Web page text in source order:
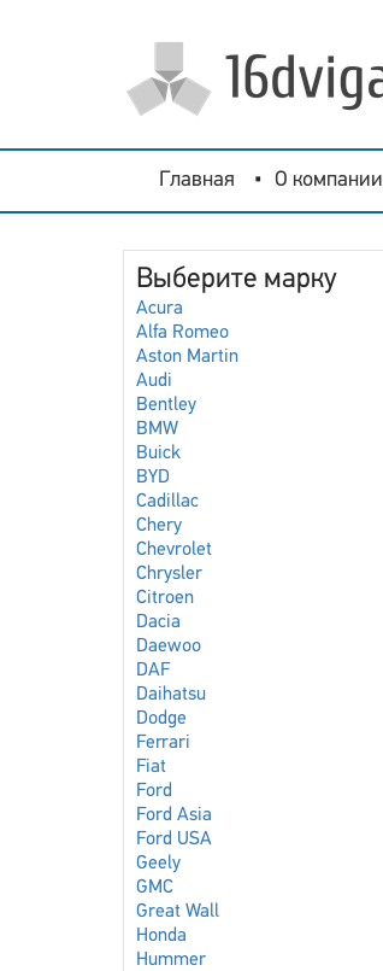
Главная О компании
Выберите марку
Acura
Alfa Romeo
Aston Martin
Audi
Bentley
BMW
Buick
BYD
Cadillac
Chery
Chevrolet
Chrysler
Citroen
Dacia
Daewoo
DAF
Daihatsu
Dodge
Ferrari
Fiat
Ford
Ford Asia
Ford USA
Geely
GMC
Great Wall
Honda
Hummer